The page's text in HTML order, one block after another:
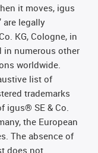
it moves, igus
are legally
KG, Cologne, in
in numerous other
worldwide.
list of
trademarks
igus® SE & Co.
the European
The absence of
does not